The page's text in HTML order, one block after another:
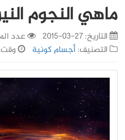
ماهي النجوم
التاريخ:27-03-2015
عدد
التصنيف:أجسام كونية وقت